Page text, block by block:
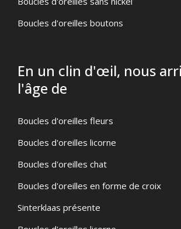
Boucles d'oreilles boutons
En un clin d'œil, nous
l'âge de
Boucles d'oreilles fleurs
Boucles d'oreilles licorne
Boucles d'oreilles chat
Boucles d'oreilles en forme de croix
Sinterklaas présente